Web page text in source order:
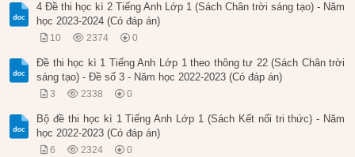
4 Đề thi học kì 2 Tiếng Anh Lớp 1 (Sách Chân trời sáng tạo) - Năm
học 2023-2024 (Có đáp án)
10 2374 0
Đề thi học kì 1 Tiếng Anh Lớp 1 theo thông tư 22 (Sách Chân trời
sáng tạo) - Đề số 3 - Năm học 2022-2023 (Có đáp án)
3 2338 0
Bộ đề thi học kì 1 Tiếng Anh Lớp 1 (Sách Kết nối tri thức) - Năm
học 2022-2023 (Có đáp án)
6 2324 0